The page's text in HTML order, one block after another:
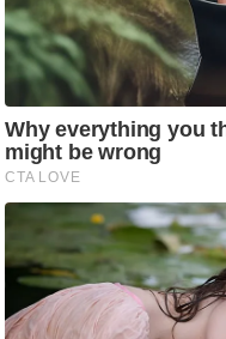
फि
ट
ने
स
मं
त्रा
रि
ले
श
न
शि